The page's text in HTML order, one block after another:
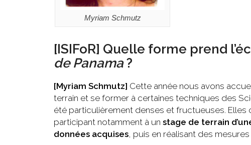
Myriam Schmutz
[ISIFoR] Quelle forme prend
de Panama?
[Myriam Schmutz] Cette année nous avons
terrain et se former à certaines techniques des
été particulièrement denses et fructueuses. Elles
participant notamment à un stage de terrain
données acquises, puis en réalisant des